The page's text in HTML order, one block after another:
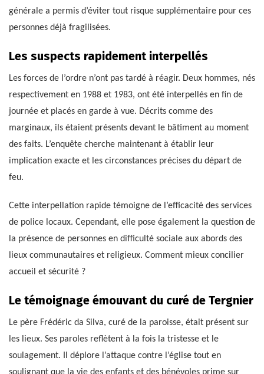
générale a permis d’éviter tout risque supplémentaire pour ces
personnes déjà fragilisées.
Les suspects rapidement interpellés
Les forces de l’ordre n’ont pas tardé à réagir. Deux hommes, nés
respectivement en 1988 et 1983, ont été interpellés en fin de
journée et placés en garde à vue. Décrits comme des
marginaux, ils étaient présents devant le bâtiment au moment
des faits. L’enquête cherche maintenant à établir leur
implication exacte et les circonstances précises du départ de
feu.
Cette interpellation rapide témoigne de l’efficacité des services
de police locaux. Cependant, elle pose également la question de
la présence de personnes en difficulté sociale aux abords des
lieux communautaires et religieux. Comment mieux concilier
accueil et sécurité ?
Le témoignage émouvant du curé de Tergnier
Le père Frédéric da Silva, curé de la paroisse, était présent sur
les lieux. Ses paroles reflètent à la fois la tristesse et le
soulagement. Il déplore l’attaque contre l’église tout en
soulignant que la vie des enfants et des bénévoles prime sur